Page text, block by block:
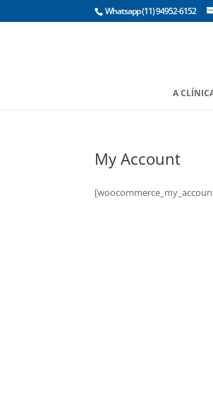
Whatsapp(11) 94952-6152
A
My Account